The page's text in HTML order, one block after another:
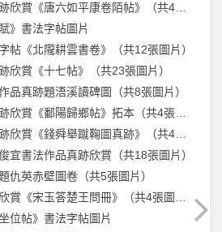
唐寅行書橫幅真跡欣賞《唐六如平康卷陌帖》（共4張圖片）
》書法字帖圖片
帖《北隴耕雲書卷》（共12張圖片）
欣賞《十七帖》（共23張圖片）
品真跡題浯溪讀碑圖（共8張圖片）
王獻之行草書真跡欣賞《鄱陽歸鄉帖》拓本（共4張圖片）
元初錢選書畫真跡欣賞《錢舜舉蹴鞠圖真跡》（共4張圖片）
宜書法作品真跡欣賞（共18張圖片）
仇英赤壁圖卷（共5張圖片）
位帖》書法字帖圖片